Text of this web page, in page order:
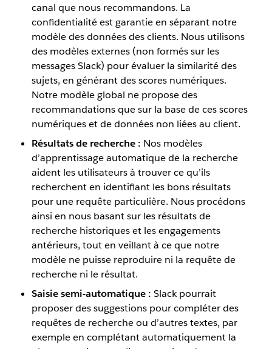
canal que nous recommandons. La
confidentialité est garantie en séparant notre
modèle des données des clients. Nous utilisons
des modèles externes (non formés sur les
messages Slack) pour évaluer la similarité des
sujets, en générant des scores numériques.
Notre modèle global ne propose des
recommandations que sur la base de ces scores
numériques et de données non liées au client.
Résultats de recherche : Nos modèles
d’apprentissage automatique de la recherche
aident les utilisateurs à trouver ce qu’ils
recherchent en identifiant les bons résultats
pour une requête particulière. Nous procédons
ainsi en nous basant sur les résultats de
recherche historiques et les engagements
antérieurs, tout en veillant à ce que notre
modèle ne puisse reproduire ni la requête de
recherche ni le résultat.
Saisie semi-automatique : Slack pourrait
proposer des suggestions pour compléter des
requêtes de recherche ou d’autres textes, par
exemple en complétant automatiquement la